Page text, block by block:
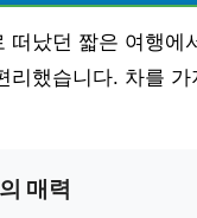
떠났던 짧은 여행에
리했습니다. 차를
매력